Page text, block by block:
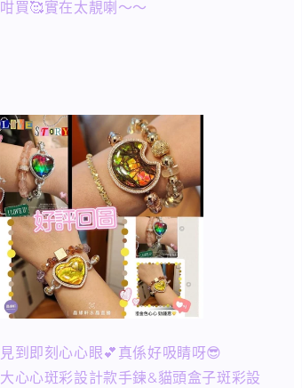
咁買🥰實在太靚喇～～
見到即刻心心眼💕真係好吸睛呀😎
大心心斑彩設計款手鍊&貓頭盒子斑彩設